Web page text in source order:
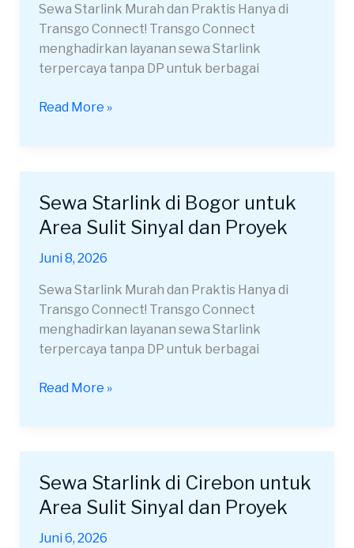
Sewa Starlink Murah dan Praktis Hanya di
Transgo Connect! Transgo Connect
menghadirkan layanan sewa Starlink
terpercaya tanpa DP untuk berbagai
Area
Sulit
Sinyal
Read More »
Sewa Starlink di Bogor untuk
Area Sulit Sinyal dan Proyek
Juni 8, 2026
Sewa Starlink Murah dan Praktis Hanya di
Transgo Connect! Transgo Connect
menghadirkan layanan sewa Starlink
terpercaya tanpa DP untuk berbagai
Sewa
Starlink
di
Bogor
Area
Sulit
Sinyal
dan
Read More »
Sewa Starlink di Cirebon untuk
Area Sulit Sinyal dan Proyek
Juni 6, 2026
Sewa
Starlink
Cirebon